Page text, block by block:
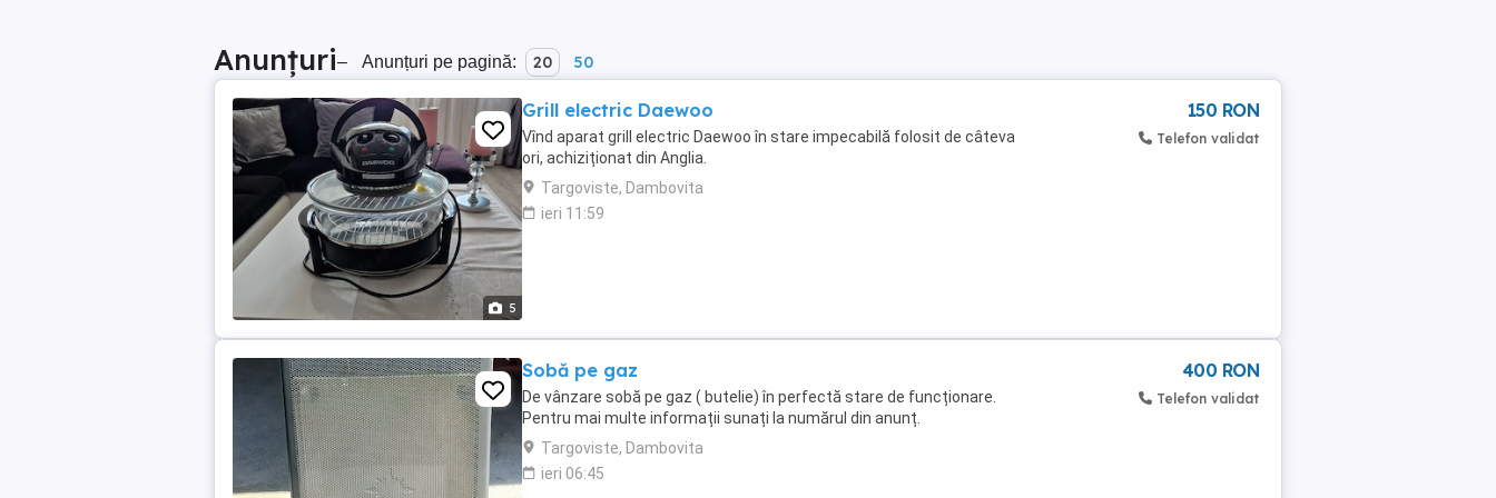
Anunțuri– Anunțuri pe pagină: 20 50
5
Grill electric Daewoo
Vînd aparat grill electric Daewoo în stare impecabilă folosit de câteva
ori, achiziționat din Anglia.
Targoviste, Dambovita
ieri 11:59
150 RON
Telefon validat
Sobă pe gaz
De vânzare sobă pe gaz ( butelie) în perfectă stare de funcționare.
Pentru mai multe informații sunați la numărul din anunț.
Targoviste, Dambovita
ieri 06:45
400 RON
Telefon validat